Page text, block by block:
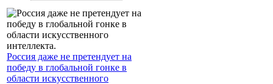
Россия даже не претендует на
победу в глобальной гонке в
области искусственного